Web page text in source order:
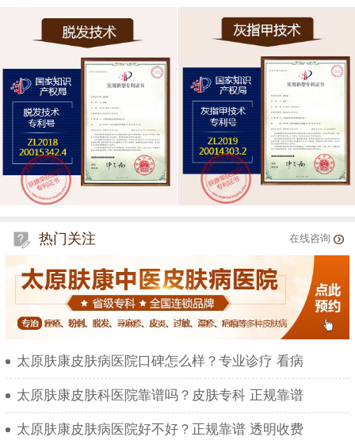
热门关注 在线咨询
太原肤康皮肤病医院口碑怎么样？专业诊疗 看病
太原肤康皮肤科医院靠谱吗？皮肤专科 正规靠谱
太原肤康皮肤病医院好不好？正规靠谱 透明收费